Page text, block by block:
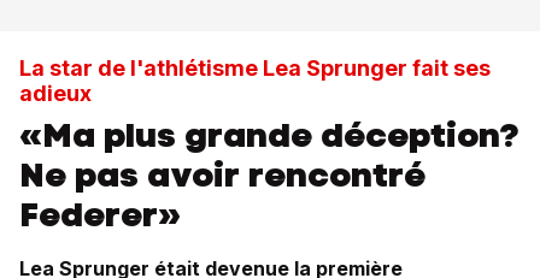
La star de l'athlétisme Lea Sprunger fait ses
adieux
«Ma plus grande déception?
Ne pas avoir rencontré
Federer»
Lea Sprunger était devenue la première